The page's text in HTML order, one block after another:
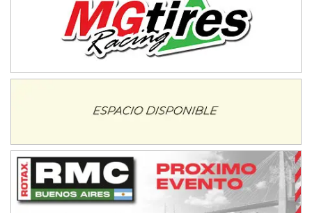
El Cerro (Tierra)
Victoria (Entre Ríos)
PATAGONICO - F6
Moto Club Reginense (Tierra)
Gral. E. Godoy (Río Negro)
Juventud Unida (Tierra)
NORESTE SANTAFESINO - F6
Ciudad de Avellaneda (Asfalto)
Avellaneda (Santa Fe)
SUR SANTAFESINO - F4